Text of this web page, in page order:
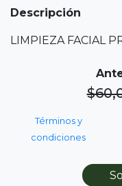
Descripción
LIMPIEZA FACIAL
Términos y
condiciones